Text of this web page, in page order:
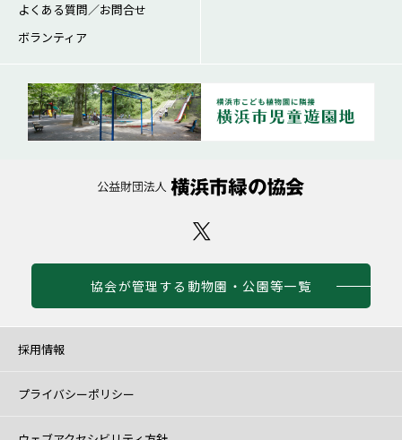
よくある質問／お問合せ
ボランティア
協会が管理する動物園・公園等一覧
採用情報
プライバシーポリシー